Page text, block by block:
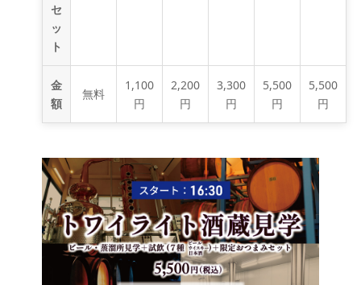
セ
ッ
ト
金
額
無料
1,100
円
2,200
円
3,300
円
5,500
円
5,500
円